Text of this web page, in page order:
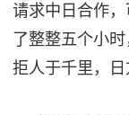
请求中日合作
了整整五个小时
拒人于千里，日